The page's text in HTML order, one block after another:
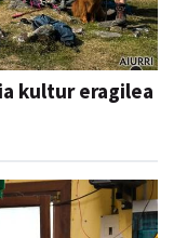
kultur eragilea